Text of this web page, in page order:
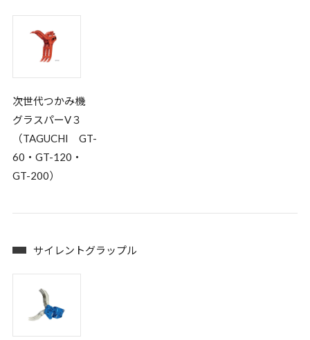
次世代つかみ機
グラスパーV３
（TAGUCHI GT-
60・GT-120・
GT-200）
サイレントグラップル